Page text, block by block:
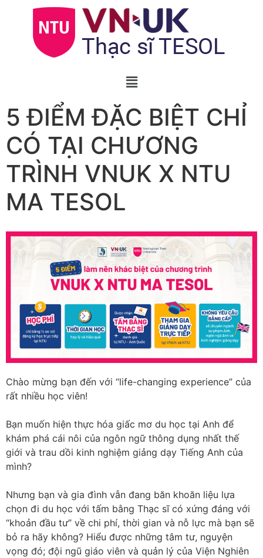
5 ĐIỂM ĐẶC BIỆT CHỈ
CÓ TẠI CHƯƠNG
TRÌNH VNUK X NTU
MA TESOL
Chào mừng bạn đến với “life-changing experience” của
rất nhiều học viên!
Bạn muốn hiện thực hóa giấc mơ du học tại Anh để
khám phá cái nôi của ngôn ngữ thông dụng nhất thế
giới và trau dồi kinh nghiệm giảng dạy Tiếng Anh của
mình?
Nhưng bạn và gia đình vẫn đang băn khoăn liệu lựa
chọn đi du học với tấm bằng Thạc sĩ có xứng đáng với
“khoản đầu tư” về chi phí, thời gian và nỗ lực mà bạn sẽ
bỏ ra hãy không? Hiểu được những tâm tư, nguyện
vọng đó; đội ngũ giáo viên và quản lý của Viện Nghiên